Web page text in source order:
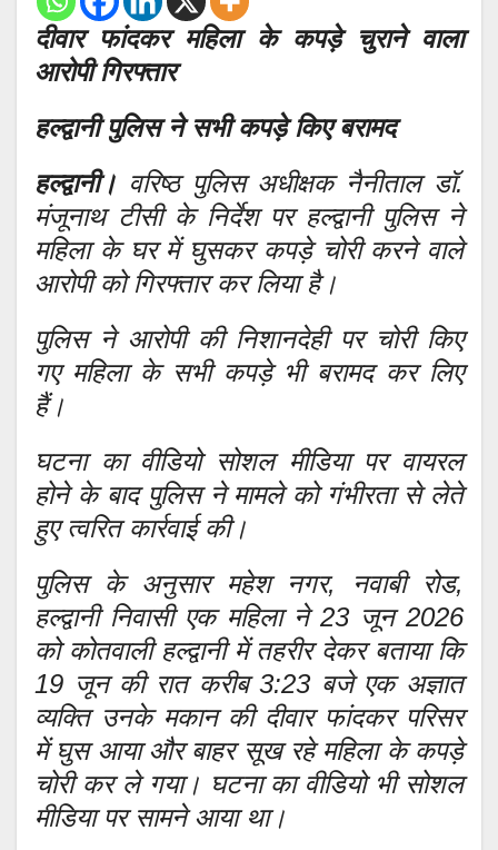
दीवार फांदकर महिला के कपड़े चुराने वाला
आरोपी गिरफ्तार
हल्द्वानी पुलिस ने सभी कपड़े किए बरामद
हल्द्वानी। वरिष्ठ पुलिस अधीक्षक नैनीताल डॉ.
मंजूनाथ टीसी के निर्देश पर हल्द्वानी पुलिस ने
महिला के घर में घुसकर कपड़े चोरी करने वाले
आरोपी को गिरफ्तार कर लिया है।
पुलिस ने आरोपी की निशानदेही पर चोरी किए
गए महिला के सभी कपड़े भी बरामद कर लिए
हैं।
घटना का वीडियो सोशल मीडिया पर वायरल
होने के बाद पुलिस ने मामले को गंभीरता से लेते
हुए त्वरित कार्रवाई की।
पुलिस के अनुसार महेश नगर, नवाबी रोड,
हल्द्वानी निवासी एक महिला ने 23 जून 2026
को कोतवाली हल्द्वानी में तहरीर देकर बताया कि
19 जून की रात करीब 3:23 बजे एक अज्ञात
व्यक्ति उनके मकान की दीवार फांदकर परिसर
में घुस आया और बाहर सूख रहे महिला के कपड़े
चोरी कर ले गया। घटना का वीडियो भी सोशल
मीडिया पर सामने आया था।